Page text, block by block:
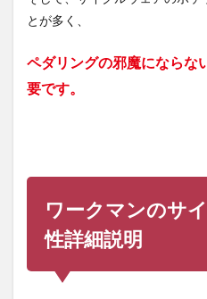
とが多く、
ペダリングの邪魔にならな
要です。
ワークマンのサ
性詳細説明